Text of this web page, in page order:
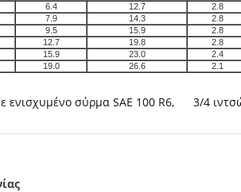
6.4 12.7 2.8
7.9 14.3 2.8
9.5 15.9 2.8
12.7 19.8 2.8
15.9 23.0 2.4
19.0 26.6 2.1
ενισχυμένο σύρμα SAE 100 R6, 3/4